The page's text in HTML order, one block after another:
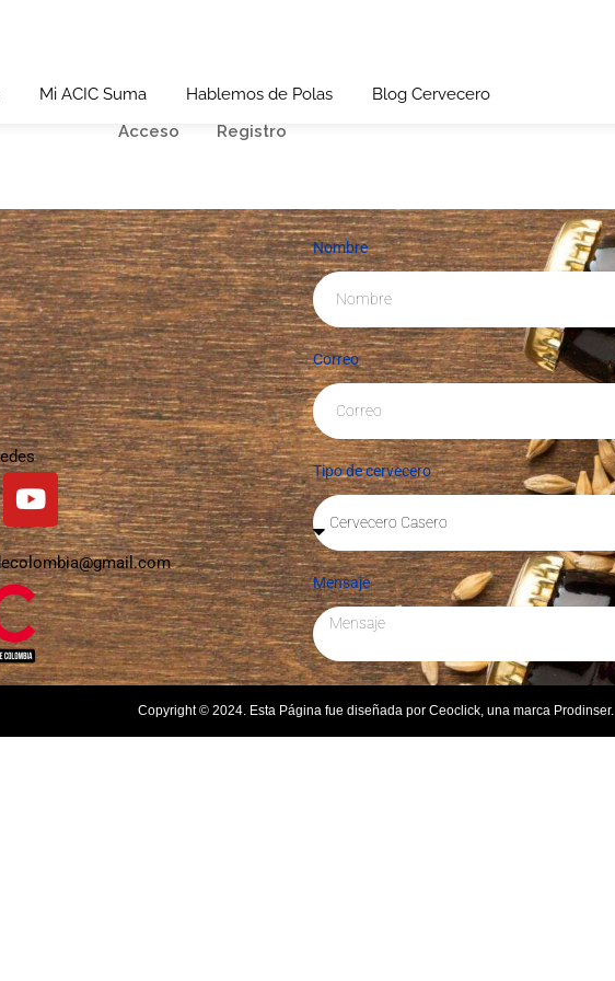
Mi ACIC Suma Hablemos de Polas
Blog Cervecero
Acceso
Registro
Nombre
Correo
Tipo de cervecero
Mensaje
Copyright © 2024. Esta Página fue diseñada por Ceoclick, una marca Prodinser.